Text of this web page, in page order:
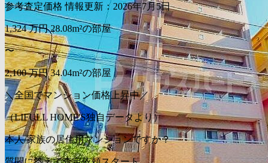
参考査定価格 情報更新：2026年7月5日
1,324 万円 28.08m²の部屋
〜
2,100 万円 34.04m²の部屋
＼全国でマンション価格上昇中／
（LIFULL HOME'S独自データより）
本人/家族の居住用マンションですか？